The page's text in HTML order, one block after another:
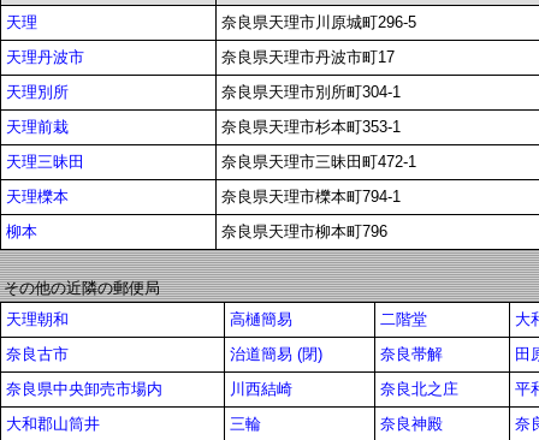
天理
奈良県天理市川原城町296-5
天理丹波市
奈良県天理市丹波市町17
天理別所
奈良県天理市別所町304-1
天理前栽
奈良県天理市杉本町353-1
天理三昧田
奈良県天理市三昧田町472-1
天理櫟本
奈良県天理市櫟本町794-1
柳本
奈良県天理市柳本町796
その他の近隣の郵便局
天理朝和
高樋簡易 二階堂
大
奈良古市
治道簡易 (閉) 奈良帯解
田
奈良県中央卸売市場内
川西結崎 奈良北之庄
平
大和郡山筒井
三輪 奈良神殿
奈